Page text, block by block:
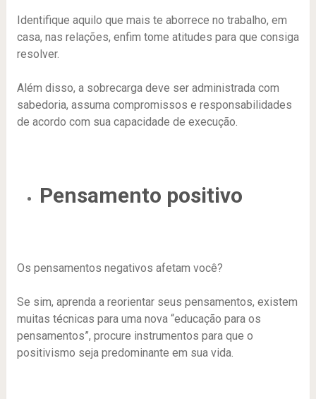
Identifique aquilo que mais te aborrece no trabalho, em
casa, nas relações, enfim tome atitudes para que consiga
resolver.
Além disso, a sobrecarga deve ser administrada com
sabedoria, assuma compromissos e responsabilidades
de acordo com sua capacidade de execução.
Pensamento positivo
Os pensamentos negativos afetam você?
Se sim, aprenda a reorientar seus pensamentos, existem
muitas técnicas para uma nova “educação para os
pensamentos”, procure instrumentos para que o
positivismo seja predominante em sua vida.